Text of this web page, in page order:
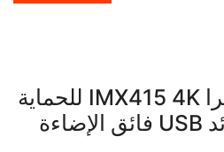
وحدة كاميرا IMX415 4K للحماية
من تيار زائد USB فائق الإضاءة